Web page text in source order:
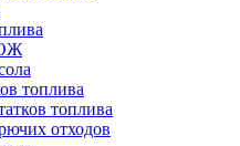
топлива
топлива
отходов